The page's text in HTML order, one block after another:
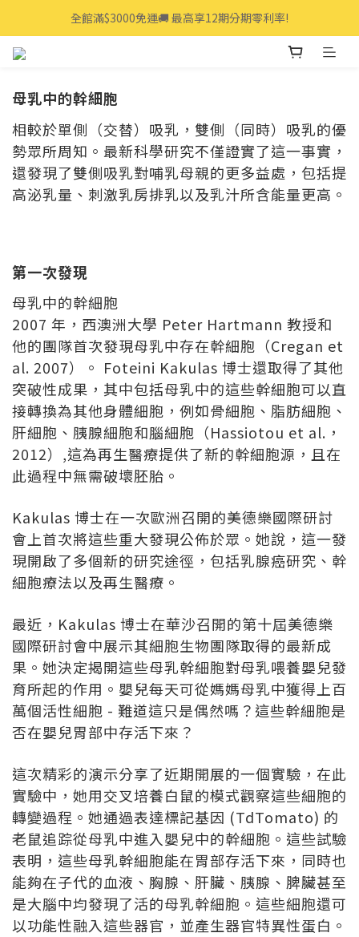
全館滿$3000免運🚚 最高享12期分期零利率!
全館滿$3000免運🚚 最高享12期分期零利率!
全館滿$3000免運🚚 最高享12期分期零利率!
母乳中的幹細胞
相較於單側（交替）吸乳，雙側（同時）吸乳的優
勢眾所周知。最新科學研究不僅證實了這一事實，
還發現了雙側吸乳對哺乳母親的更多益處，包括提
高泌乳量、刺激乳房排乳以及乳汁所含能量更高。
第一次發現
母乳中的幹細胞
2007 年，西澳洲大學 Peter Hartmann 教授和
他的團隊首次發現母乳中存在幹細胞（Cregan et
al. 2007）。 Foteini Kakulas 博士還取得了其他
突破性成果，其中包括母乳中的這些幹細胞可以直
接轉換為其他身體細胞，例如骨細胞、脂肪細胞、
肝細胞、胰腺細胞和腦細胞（Hassiotou et al.，
2012）,這為再生醫療提供了新的幹細胞源，且在
此過程中無需破壞胚胎。
Kakulas 博士在一次歐洲召開的美德樂國際研討
會上首次將這些重大發現公佈於眾。她說，這一發
現開啟了多個新的研究途徑，包括乳腺癌研究、幹
細胞療法以及再生醫療。
最近，Kakulas 博士在華沙召開的第十屆美德樂
國際研討會中展示其細胞生物團隊取得的最新成
果。她決定揭開這些母乳幹細胞對母乳喂養嬰兒發
育所起的作用。嬰兒每天可從媽媽母乳中獲得上百
萬個活性細胞 - 難道這只是偶然嗎？這些幹細胞是
否在嬰兒胃部中存活下來？
這次精彩的演示分享了近期開展的一個實驗，在此
實驗中，她用交叉培養白鼠的模式觀察這些細胞的
轉變過程。她通過表達標記基因 (TdTomato) 的
老鼠追踪從母乳中進入嬰兒中的幹細胞。這些試驗
表明，這些母乳幹細胞能在胃部存活下來，同時也
能夠在子代的血液、胸腺、肝臟、胰腺、脾臟甚至
是大腦中均發現了活的母乳幹細胞。這些細胞還可
以功能性融入這些器官，並產生器官特異性蛋白。